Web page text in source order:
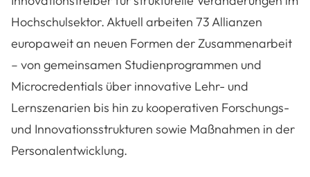
Hochschulsektor. Aktuell arbeiten 73 Allianzen
europaweit an neuen Formen der Zusammenarbeit
– von gemeinsamen Studienprogrammen und
Microcredentials über innovative Lehr- und
Lernszenarien bis hin zu kooperativen Forschungs-
und Innovationsstrukturen sowie Maßnahmen in der
Personalentwicklung.